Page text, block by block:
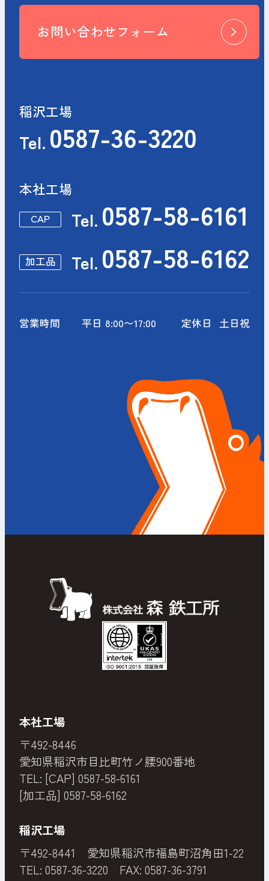
お問い合わせフォーム
稲沢工場
Tel. 0587-36-3220
本社工場
CAP Tel. 0587-58-6161
加工品 Tel. 0587-58-6162
営業時間 平日 8:00〜17:00 定休日 土日祝
本社工場
〒492-8446
愛知県稲沢市目比町竹ノ腰900番地
TEL: [CAP] 0587-58-6161
[加工品] 0587-58-6162
稲沢工場
〒492-8441 愛知県稲沢市福島町沼角田1-22
TEL: 0587-36-3220 FAX: 0587-36-3791